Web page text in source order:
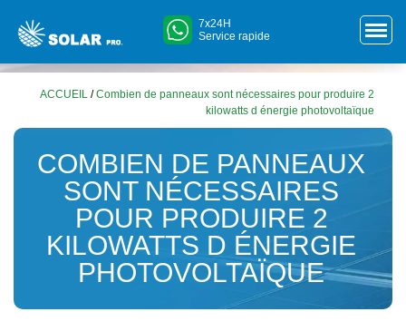
7x24H
Service rapide
ACCUEIL /Combien de panneaux sont nécessaires pour produire 2
kilowatts d énergie photovoltaïque
COMBIEN DE PANNEAUX
SONT NÉCESSAIRES
POUR PRODUIRE 2
KILOWATTS D ÉNERGIE
PHOTOVOLTAÏQUE